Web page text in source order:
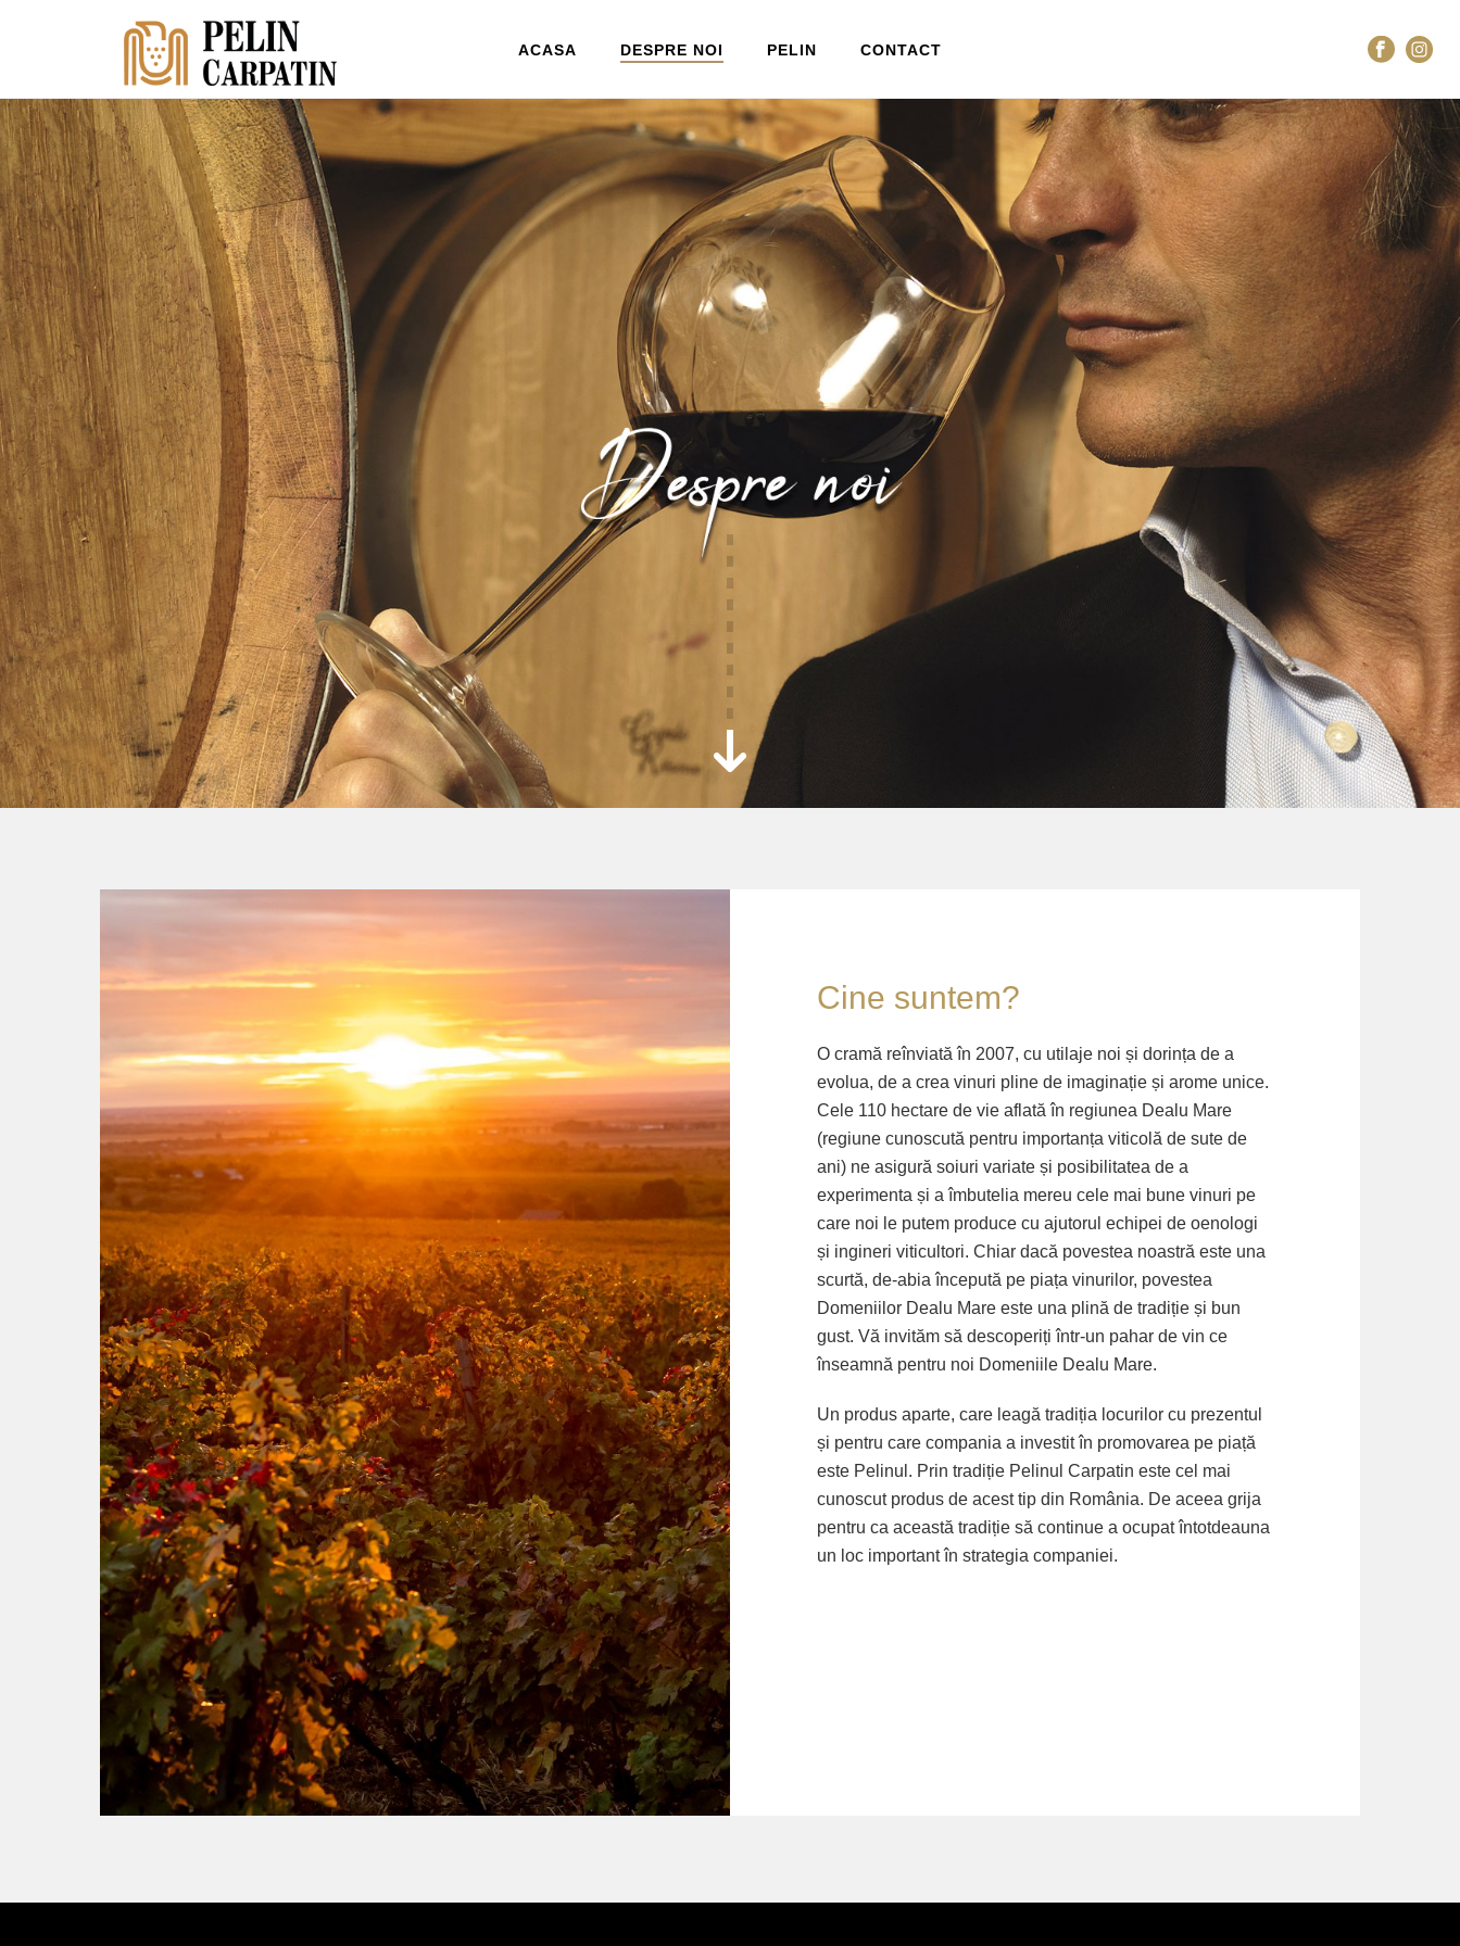
ACASA DESPRE NOI PELIN CONTACT
Cine suntem?
O cramă reînviată în 2007, cu utilaje noi și dorința de a
evolua, de a crea vinuri pline de imaginație și arome unice.
Cele 110 hectare de vie aflată în regiunea Dealu Mare
(regiune cunoscută pentru importanța viticolă de sute de
ani) ne asigură soiuri variate și posibilitatea de a
experimenta și a îmbutelia mereu cele mai bune vinuri pe
care noi le putem produce cu ajutorul echipei de oenologi
și ingineri viticultori. Chiar dacă povestea noastră este una
scurtă, de-abia începută pe piața vinurilor, povestea
Domeniilor Dealu Mare este una plină de tradiție și bun
gust. Vă invităm să descoperiți într-un pahar de vin ce
înseamnă pentru noi Domeniile Dealu Mare.
Un produs aparte, care leagă tradiția locurilor cu prezentul
și pentru care compania a investit în promovarea pe piață
este Pelinul. Prin tradiție Pelinul Carpatin este cel mai
cunoscut produs de acest tip din România. De aceea grija
pentru ca această tradiție să continue a ocupat întotdeauna
un loc important în strategia companiei.